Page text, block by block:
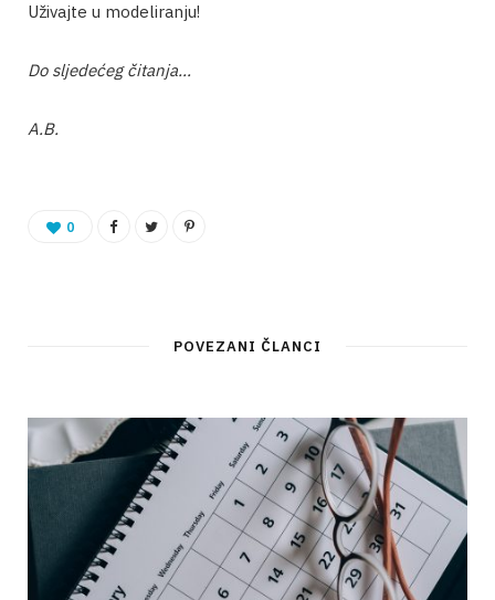
Uživajte u modeliranju!
Do sljedećeg čitanja…
A.B.
0
POVEZANI ČLANCI